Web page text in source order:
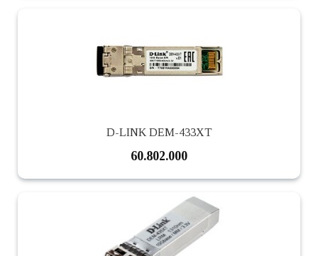
D-LINK DEM-433XT
60.802.000